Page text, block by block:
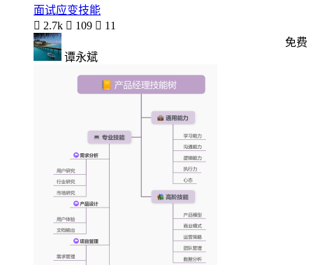
面试应变技能
 2.7k  109  11
谭永斌
免费